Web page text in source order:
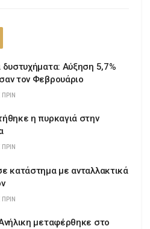
δυστυχήματα: Αύξηση 5,7%
τον Φεβρουάριο
η πυρκαγιά στην
κατάστημα με ανταλλακτικά
μεταφέρθηκε στο